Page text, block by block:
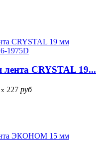
CRYSTAL 19...
x 227 руб